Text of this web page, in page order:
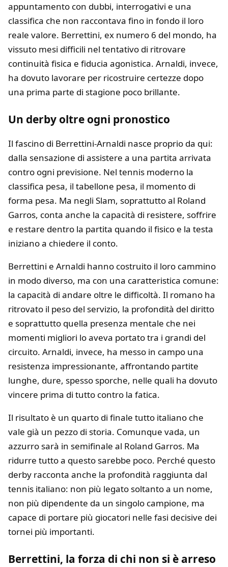
appuntamento con dubbi, interrogativi e una
classifica che non raccontava fino in fondo il loro
reale valore. Berrettini, ex numero 6 del mondo, ha
vissuto mesi difficili nel tentativo di ritrovare
continuità fisica e fiducia agonistica. Arnaldi, invece,
ha dovuto lavorare per ricostruire certezze dopo
una prima parte di stagione poco brillante.
Un derby oltre ogni pronostico
Il fascino di Berrettini-Arnaldi nasce proprio da qui:
dalla sensazione di assistere a una partita arrivata
contro ogni previsione. Nel tennis moderno la
classifica pesa, il tabellone pesa, il momento di
forma pesa. Ma negli Slam, soprattutto al Roland
Garros, conta anche la capacità di resistere, soffrire
e restare dentro la partita quando il fisico e la testa
iniziano a chiedere il conto.
Berrettini e Arnaldi hanno costruito il loro cammino
in modo diverso, ma con una caratteristica comune:
la capacità di andare oltre le difficoltà. Il romano ha
ritrovato il peso del servizio, la profondità del diritto
e soprattutto quella presenza mentale che nei
momenti migliori lo aveva portato tra i grandi del
circuito. Arnaldi, invece, ha messo in campo una
resistenza impressionante, affrontando partite
lunghe, dure, spesso sporche, nelle quali ha dovuto
vincere prima di tutto contro la fatica.
Il risultato è un quarto di finale tutto italiano che
vale già un pezzo di storia. Comunque vada, un
azzurro sarà in semifinale al Roland Garros. Ma
ridurre tutto a questo sarebbe poco. Perché questo
derby racconta anche la profondità raggiunta dal
tennis italiano: non più legato soltanto a un nome,
non più dipendente da un singolo campione, ma
capace di portare più giocatori nelle fasi decisive dei
tornei più importanti.
Berrettini, la forza di chi non si è arreso